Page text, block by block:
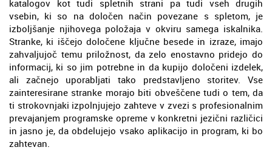
katalogov kot tudi spletnih strani pa tudi vseh drugih
vsebin, ki so na določen način povezane s spletom, je
izboljšanje njihovega položaja v okviru samega iskalnika.
Stranke, ki iščejo določene ključne besede in izraze, imajo
zahvaljujoč temu priložnost, da zelo enostavno pridejo do
informacij, ki so jim potrebne in da kupijo določeni izdelek,
ali začnejo uporabljati tako predstavljeno storitev. Vse
zainteresirane stranke morajo biti obveščene tudi o tem, da
ti strokovnjaki izpolnjujejo zahteve v zvezi s profesionalnim
prevajanjem programske opreme v konkretni jezični različici
in jasno je, da obdelujejo vsako aplikacijo in program, ki bo
zahtevan.